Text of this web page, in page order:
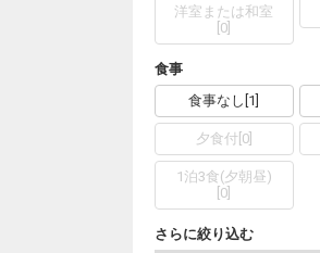
洋室または和室
0
食事
食事なし 1
夕食付 0]
1泊3食(夕朝昼)
0
さらに絞り込む